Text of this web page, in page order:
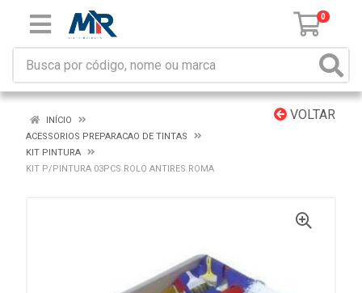
0
VOLTAR
INÍCIO
ACESSORIOS PREPARACAO DE TINTAS
KIT PINTURA
KIT P/PINTURA 03PCS ROLO ANTIRES ROMA